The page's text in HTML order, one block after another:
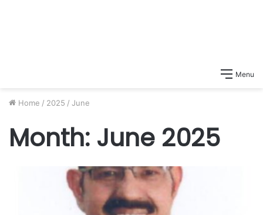
Menu
Home / 2025 / June
Month: June 2025